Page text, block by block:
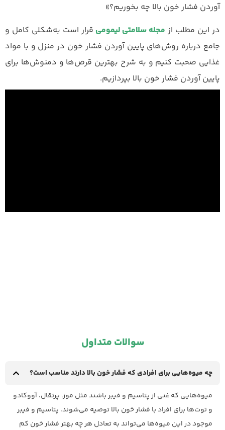
آوردن فشار خون بالا چه بخوریم؟»
در این مطلب از مجله سلامتی لیمومی قرار است به‌شکلی کامل و
جامع درباره روش‌های پایین آوردن فشار خون در منزل و با مواد
غذایی صحبت کنیم و به شرح بهترین قرص‌ها و دمنوش‌ها برای
پایین آوردن فشار خون بالا بپردازیم.
سوالات متداول
چه میوه‌هایی برای افرادی که فشار خون بالا دارند مناسب است؟
میوه‌هایی که غنی از پتاسیم و فیبر باشند مثل موز، پرتقال، آووکادو
و توت‌ها برای افراد با فشار خون بالا توصیه می‌شوند. پتاسیم و فیبر
موجود در این میوه‌ها می‌تواند به تعادل هر چه بهتر فشار خون کم